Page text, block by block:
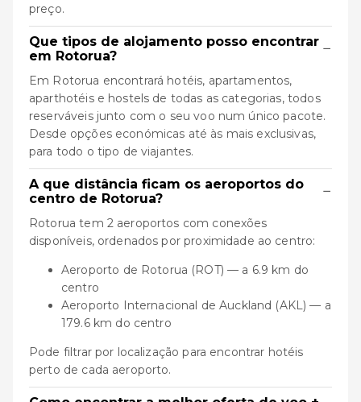
preço.
Que tipos de alojamento posso encontrar
em Rotorua?
−
Em Rotorua encontrará hotéis, apartamentos,
aparthotéis e hostels de todas as categorias, todos
reserváveis junto com o seu voo num único pacote.
Desde opções económicas até às mais exclusivas,
para todo o tipo de viajantes.
A que distância ficam os aeroportos do
centro de Rotorua?
−
Rotorua tem 2 aeroportos com conexões
disponíveis, ordenados por proximidade ao centro:
Aeroporto de Rotorua (ROT) — a 6.9 km do
centro
Aeroporto Internacional de Auckland (AKL) — a
179.6 km do centro
Pode filtrar por localização para encontrar hotéis
perto de cada aeroporto.